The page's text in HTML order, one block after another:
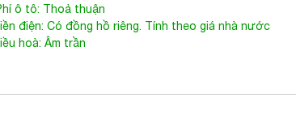
điện: Có đồng hồ riêng. Tính theo giá nhà nước
hoà: Âm trần